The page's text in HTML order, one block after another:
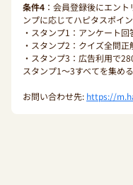
条件4 ：会員登録後にエン
ンプに応じてハピタスポイ
・スタンプ1：アンケート
・スタンプ2：クイズ全問
・スタンプ3：広告利用で
スタンプ1〜3すべてを集め
お問い合わせ先: https://